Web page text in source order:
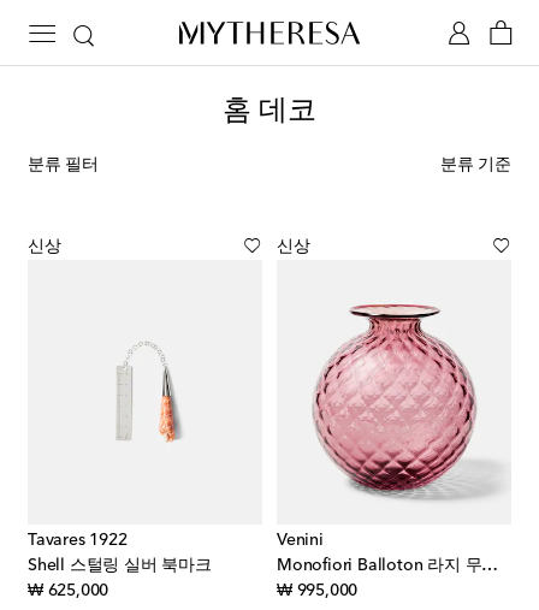
홈 데코
분류 필터 분류 기준
신상
Tavares 1922
Shell 스털링 실버 북마크
₩ 625,000original price
신상
Venini
Monofiori Balloton 라지 무라노 글라스 화병
₩ 995,000original price